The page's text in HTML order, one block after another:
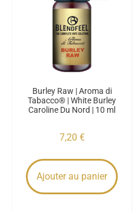
Burley Raw | Aroma di
Tabacco® | White Burley
Caroline Du Nord | 10 ml
7,20 €
Ajouter au panier